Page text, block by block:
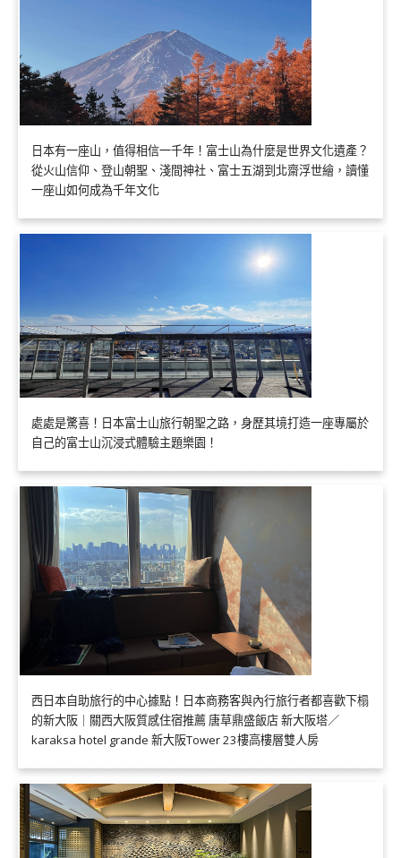
日本有一座山，值得相信一千年！富士山為什麼是世界文化遺產？
從火山信仰、登山朝聖、淺間神社、富士五湖到北齋浮世繪，讀懂
一座山如何成為千年文化
處處是驚喜！日本富士山旅行朝聖之路，身歷其境打造一座專屬於
自己的富士山沉浸式體驗主題樂園！
西日本自助旅行的中心據點！日本商務客與內行旅行者都喜歡下榻
的新大阪｜關西大阪質感住宿推薦 唐草鼎盛飯店 新大阪塔／
karaksa hotel grande 新大阪Tower 23樓高樓層雙人房